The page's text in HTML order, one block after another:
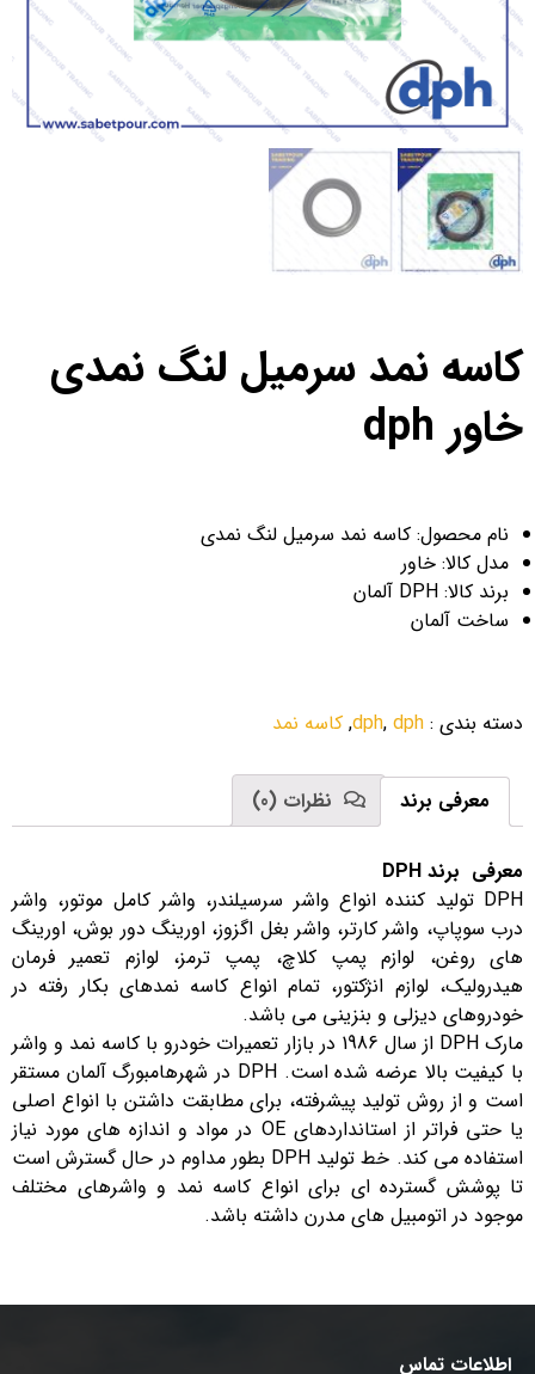
کاسه نمد سرمیل لنگ نمدی
خاور dph
نام محصول: کاسه نمد سرمیل لنگ نمدی
مدل کالا: خاور
برند کالا: DPH آلمان
ساخت آلمان
دسته بندی :
dph, dph
, کاسه نمد
معرفی برند نظرات (0)
معرفی برند DPH
DPH تولید کننده انواع واشر سرسیلندر، واشر کامل موتور، واشر
درب سوپاپ، واشر کارتر، واشر بغل اگزوز، اورینگ دور بوش، اورینگ
های روغن، لوازم پمپ کلاچ، پمپ ترمز، لوازم تعمیر فرمان
هیدرولیک، لوازم انژکتور، تمام انواع کاسه نمدهای بکار رفته در
خودروهای دیزلی و بنزینی می باشد.
مارک DPH از سال 1986 در بازار تعمیرات خودرو با کاسه نمد و واشر
با کیفیت بالا عرضه شده است. DPH در شهرهامبورگ آلمان مستقر
است و از روش تولید پیشرفته، برای مطابقت داشتن با انواع اصلی
یا حتی فراتر از استانداردهای OE در مواد و اندازه های مورد نیاز
استفاده می کند. خط تولید DPH بطور مداوم در حال گسترش است
تا پوشش گسترده ای برای انواع کاسه نمد و واشرهای مختلف
موجود در اتومبیل های مدرن داشته باشد.
اطلاعات تماس